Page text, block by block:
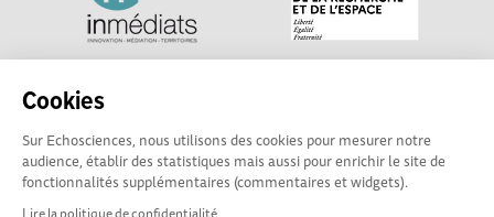
Cookies
Sur Echosciences, nous utilisons des cookies pour mesurer notre
audience, établir des statistiques mais aussi pour enrichir le site de
fonctionnalités supplémentaires (commentaires et widgets).
Explorer, s’exprimer, rentrer en contact : Echosciences
sciences et de technologies du territoire. Propulsé par
Centre•Sciences/ Contact : echosciences@centre-
sciences.fr